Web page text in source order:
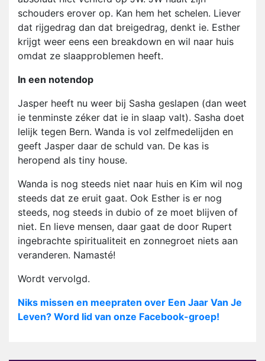
schouders erover op. Kan hem het schelen. Liever
dat rijgedrag dan dat breigedrag, denkt ie. Esther
krijgt weer eens een breakdown en wil naar huis
omdat ze slaapproblemen heeft.
In een notendop
Jasper heeft nu weer bij Sasha geslapen (dan weet
ie tenminste zéker dat ie in slaap valt). Sasha doet
lelijk tegen Bern. Wanda is vol zelfmedelijden en
geeft Jasper daar de schuld van. De kas is
heropend als tiny house.
Wanda is nog steeds niet naar huis en Kim wil nog
steeds dat ze eruit gaat. Ook Esther is er nog
steeds, nog steeds in dubio of ze moet blijven of
niet. En lieve mensen, daar gaat de door Rupert
ingebrachte spiritualiteit en zonnegroet niets aan
veranderen. Namasté!
Wordt vervolgd.
Niks missen en meepraten over Een Jaar Van Je
Leven? Word lid van onze Facebook-groep!